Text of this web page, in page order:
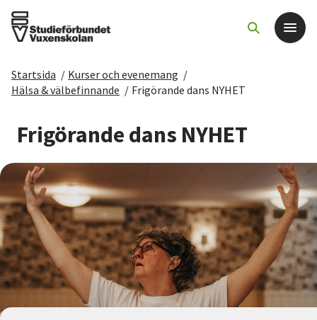
Det här gör vi
För dig som
Sök kurser och evenemang
Om SV
Starta studiecirkel
Cirkelledare
Startsida / Kurser och evenemang /
Hälsa & välbefinnande / Frigörande dans NYHET
Frigörande dans NYHET